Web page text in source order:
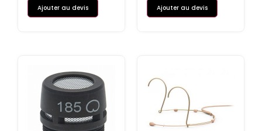
Ajouter au devis Ajouter au devis